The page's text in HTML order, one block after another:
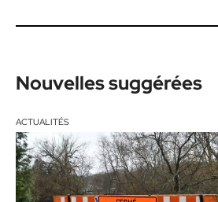
Nouvelles suggérées
ACTUALITÉS